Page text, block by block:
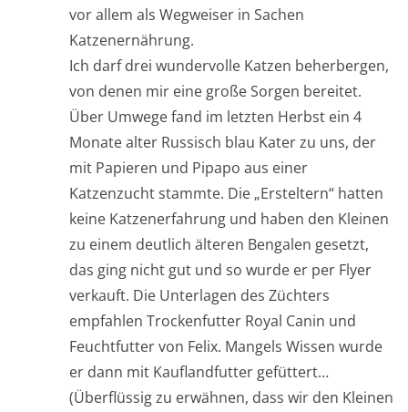
vor allem als Wegweiser in Sachen
Katzenernährung.
Ich darf drei wundervolle Katzen beherbergen,
von denen mir eine große Sorgen bereitet.
Über Umwege fand im letzten Herbst ein 4
Monate alter Russisch blau Kater zu uns, der
mit Papieren und Pipapo aus einer
Katzenzucht stammte. Die „Ersteltern“ hatten
keine Katzenerfahrung und haben den Kleinen
zu einem deutlich älteren Bengalen gesetzt,
das ging nicht gut und so wurde er per Flyer
verkauft. Die Unterlagen des Züchters
empfahlen Trockenfutter Royal Canin und
Feuchtfutter von Felix. Mangels Wissen wurde
er dann mit Kauflandfutter gefüttert…
(Überflüssig zu erwähnen, dass wir den Kleinen